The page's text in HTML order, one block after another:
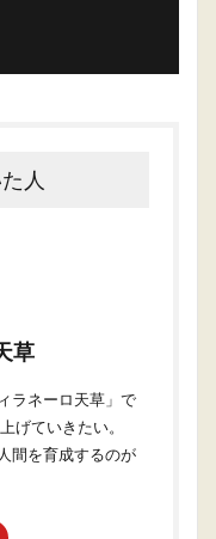
人
草
ラネーロ天草」で
げていきたい。
間を育成するのが